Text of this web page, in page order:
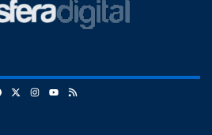
FacebookInstagram